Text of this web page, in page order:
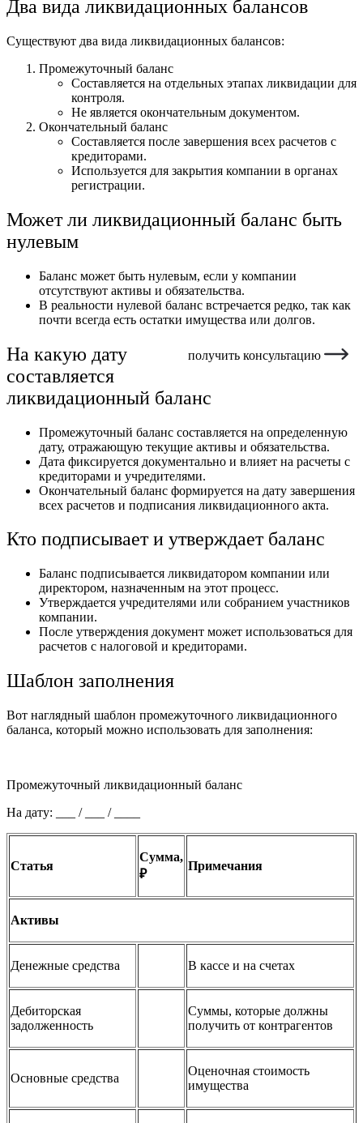
Два вида ликвидационных балансов
Существуют два вида ликвидационных балансов:
Промежуточный баланс
Составляется на отдельных этапах ликвидации для
контроля.
Не является окончательным документом.
Окончательный баланс
Составляется после завершения всех расчетов с
кредиторами.
Используется для закрытия компании в органах
регистрации.
Может ли ликвидационный баланс быть
нулевым
Баланс может быть нулевым, если у компании
отсутствуют активы и обязательства.
В реальности нулевой баланс встречается редко, так как
почти всегда есть остатки имущества или долгов.
получить консультацию
На какую дату
составляется
ликвидационный баланс
Промежуточный баланс составляется на определенную
дату, отражающую текущие активы и обязательства.
Дата фиксируется документально и влияет на расчеты с
кредиторами и учредителями.
Окончательный баланс формируется на дату завершения
всех расчетов и подписания ликвидационного акта.
Кто подписывает и утверждает баланс
Баланс подписывается ликвидатором компании или
директором, назначенным на этот процесс.
Утверждается учредителями или собранием участников
компании.
После утверждения документ может использоваться для
расчетов с налоговой и кредиторами.
Шаблон заполнения
Вот наглядный шаблон промежуточного ликвидационного
баланса, который можно использовать для заполнения:
Промежуточный ликвидационный баланс
На дату: ___ / ___ / ____
Статья
Сумма,
₽
Примечания
Активы
Денежные средства В кассе и на счетах
Дебиторская
задолженность
Суммы, которые должны
получить от контрагентов
Основные средства
Оценочная стоимость
имущества